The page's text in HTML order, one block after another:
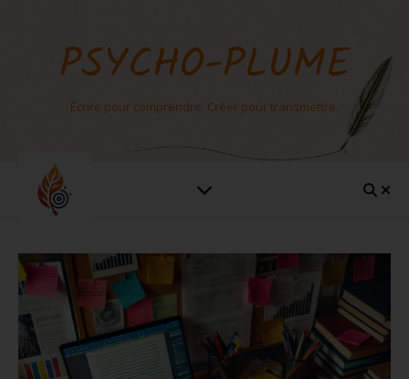
PSYCHO-PLUME
Écrire pour comprendre. Créer pour transmettre.